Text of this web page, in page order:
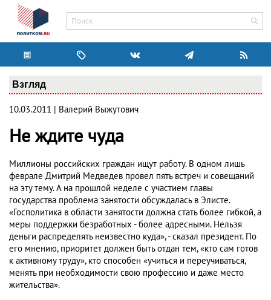
Взгляд
10.03.2011 | Валерий Выжутович
Не ждите чуда
Миллионы российских граждан ищут работу. В одном лишь
феврале Дмитрий Медведев провел пять встреч и совещаний
на эту тему. А на прошлой неделе с участием главы
государства проблема занятости обсуждалась в Элисте.
«Госполитика в области занятости должна стать более гибкой, а
меры поддержки безработных - более адресными. Нельзя
деньги распределять неизвестно куда», - сказал президент. По
его мнению, приоритет должен быть отдан тем, «кто сам готов
к активному труду», кто способен «учиться и переучиваться,
менять при необходимости свою профессию и даже место
жительства».